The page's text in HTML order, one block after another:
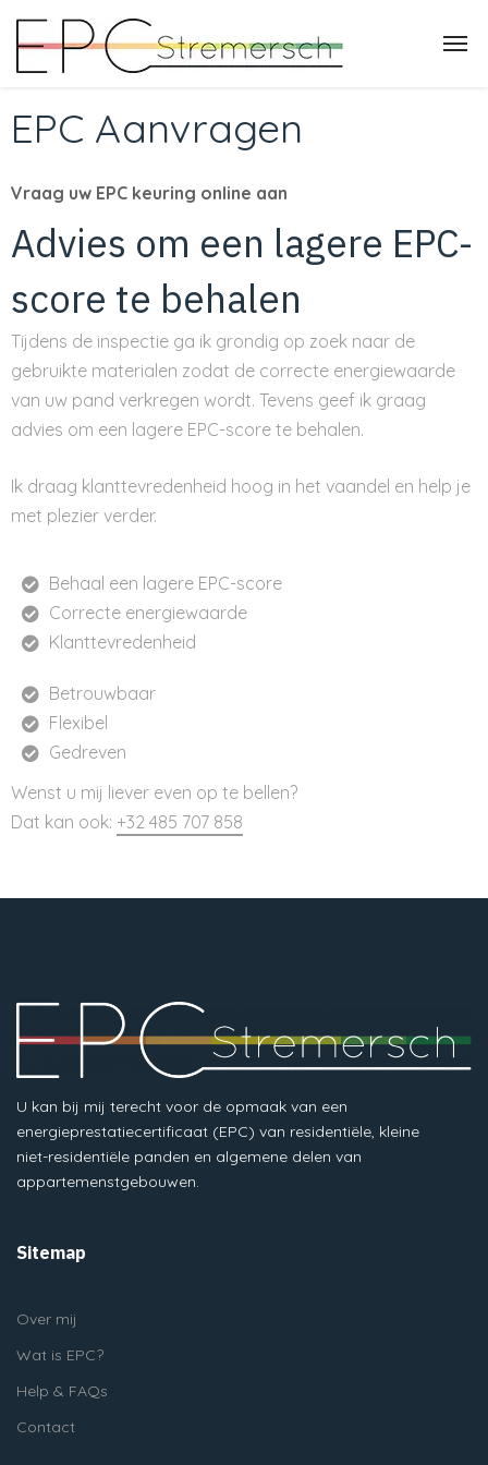
EPC Aanvragen
Vraag uw EPC keuring online aan
Advies om een lagere EPC-
score te behalen
Tijdens de inspectie ga ik grondig op zoek naar de
gebruikte materialen zodat de correcte energiewaarde
van uw pand verkregen wordt. Tevens geef ik graag
advies om een lagere EPC-score te behalen.
Ik draag klanttevredenheid hoog in het vaandel en help je
met plezier verder.
Behaal een lagere EPC-score
Correcte energiewaarde
Klanttevredenheid
Betrouwbaar
Flexibel
Gedreven
Wenst u mij liever even op te bellen?
Dat kan ook: +32 485 707 858
U kan bij mij terecht voor de opmaak van een
energieprestatiecertificaat (EPC) van residentiële, kleine
niet-residentiële panden en algemene delen van
appartemenstgebouwen.
Sitemap
Over mij
Wat is EPC?
Help & FAQs
Contact